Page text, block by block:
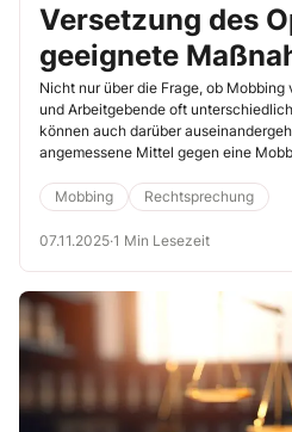
Versetzung des
geeignete
Nicht nur über die Frage, ob
und Arbeitgebende oft
können auch darüber
angemessene Mittel gegen eine
Mobbing
Rechtsprechung
07.11.2025·1 Min Lesezeit